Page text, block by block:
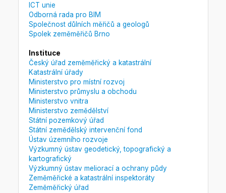
ICT unie
Odborná rada pro BIM
Společnost důlních měřičů a geologů
Spolek zeměměřičů Brno
Instituce
Český úřad zeměměřický a katastrální
Katastrální úřady
Ministerstvo pro místní rozvoj
Ministerstvo průmyslu a obchodu
Ministerstvo vnitra
Ministerstvo zemědělství
Státní pozemkový úřad
Státní zemědělský intervenční fond
Ústav územního rozvoje
Výzkumný ústav geodetický, topografický a
kartografický
Výzkumný ústav meliorací a ochrany půdy
Zeměměřické a katastrální inspektoráty
Zeměměřický úřad